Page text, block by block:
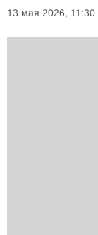
13 мая 2026, 11:30